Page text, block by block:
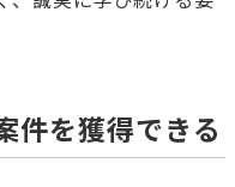
件を獲得できる